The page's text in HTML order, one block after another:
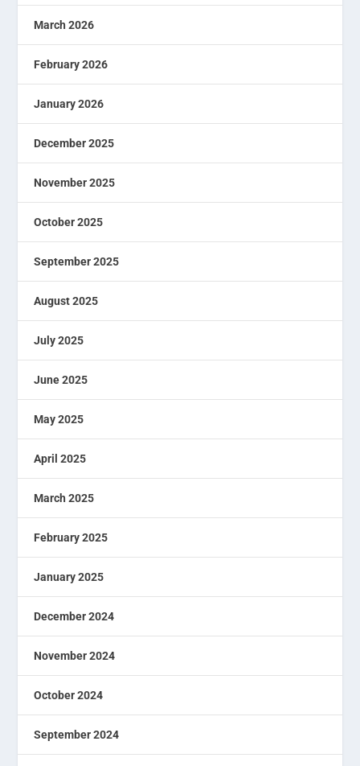
March 2026
February 2026
January 2026
December 2025
November 2025
October 2025
September 2025
August 2025
July 2025
June 2025
May 2025
April 2025
March 2025
February 2025
January 2025
December 2024
November 2024
October 2024
September 2024